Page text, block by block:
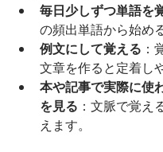
毎日少しずつ単語を
の頻出単語から始め
例文にして覚える ：
文章を作ると定着し
本や記事で実際に使
を見る ：文脈で覚え
えます。